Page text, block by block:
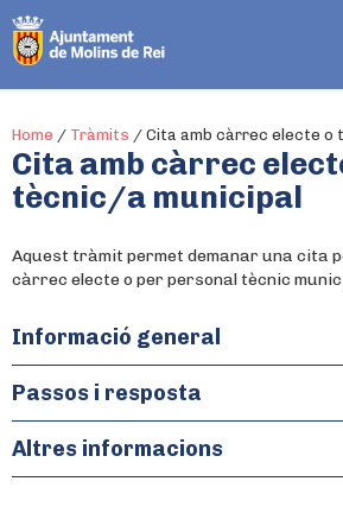
Home / Tràmits / Cita amb càrrec electe o
Cita amb càrrec
tècnic/a municipal
Aquest tràmit permet demanar una cita
càrrec electe o per personal tècnic
Informació general
Ambit temàtic:
Ambit organitzatiu:
Alcaldia
Passos i resposta
Com sol·licitar el tràmit:
Altres informacions